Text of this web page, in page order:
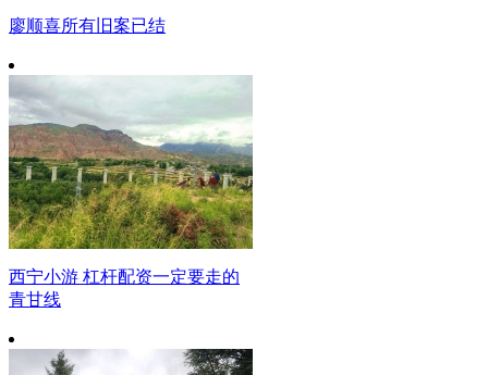
廖顺喜所有旧案已结
西宁小游 杠杆配资一定要走的
青甘线